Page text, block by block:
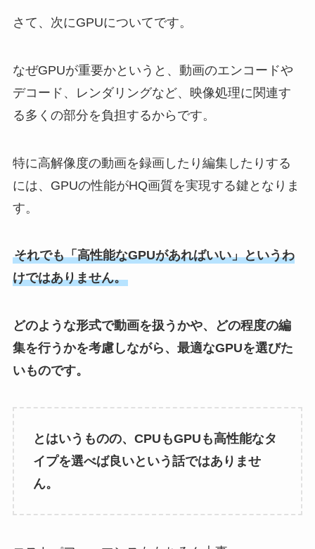
さて、次にGPUについてです。
なぜGPUが重要かというと、動画のエンコードや
デコード、レンダリングなど、映像処理に関連す
る多くの部分を負担するからです。
特に高解像度の動画を録画したり編集したりする
には、GPUの性能がHQ画質を実現する鍵となりま
す。
それでも「高性能なGPUがあればいい」というわ
けではありません。
どのような形式で動画を扱うかや、どの程度の編
集を行うかを考慮しながら、最適なGPUを選びた
いものです。
とはいうものの、CPUもGPUも高性能なタ
イプを選べば良いという話ではありませ
ん。